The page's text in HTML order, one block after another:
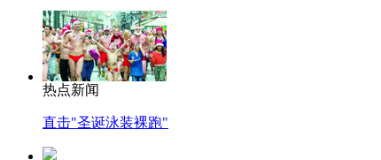
热点新闻
直击"圣诞泳装裸跑"